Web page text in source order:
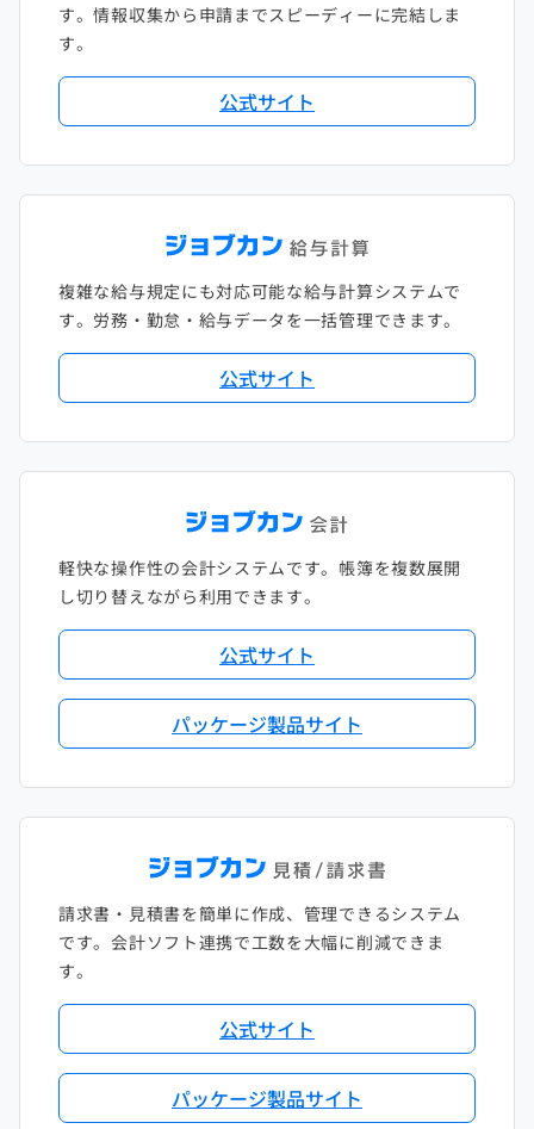
す。情報収集から申請までスピーディーに完結しま
す。
公式サイト
複雑な給与規定にも対応可能な給与計算システムで
す。労務・勤怠・給与データを一括管理できます。
公式サイト
軽快な操作性の会計システムです。帳簿を複数展開
し切り替えながら利用できます。
公式サイト
パッケージ製品サイト
請求書・見積書を簡単に作成、管理できるシステム
です。会計ソフト連携で工数を大幅に削減できま
す。
公式サイト
パッケージ製品サイト